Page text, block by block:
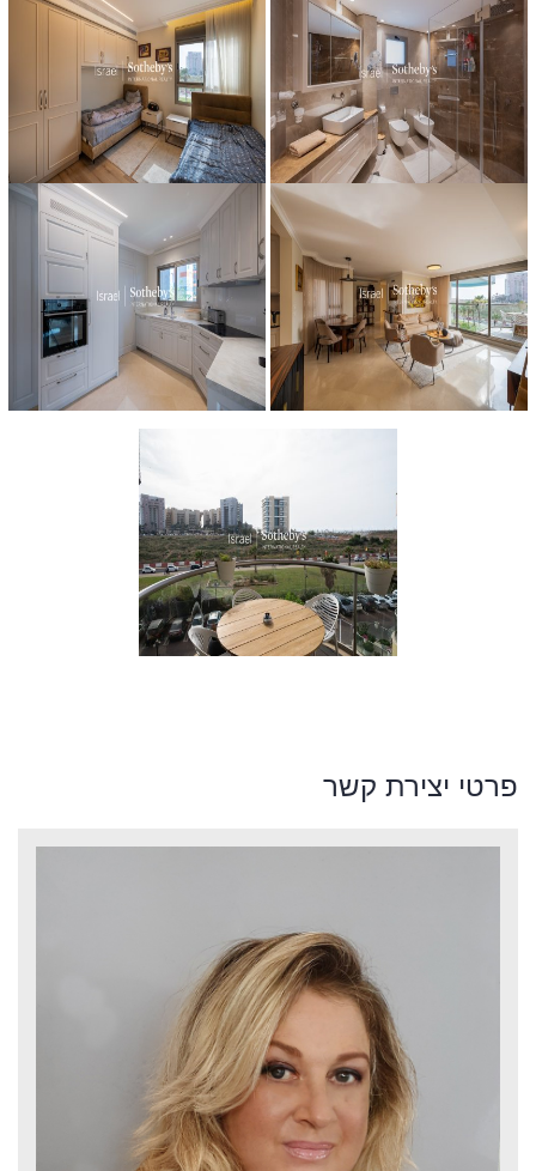
פרטי יצירת קשר